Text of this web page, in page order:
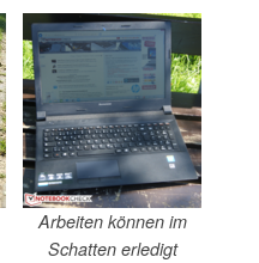
Arbeiten können im
Schatten erledigt